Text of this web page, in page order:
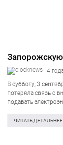
4
В субботу, 3
потеряла связь с
подавать
киловольтная
ЧИТАТЬ ДЕТАЛЬНЕЕ